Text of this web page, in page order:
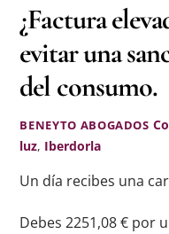
¿Factura
evitar una
del consumo.
BENEYTO ABOGADOS
luz, Iberdorla
Un día recibes una
Debes 2251,08 € por